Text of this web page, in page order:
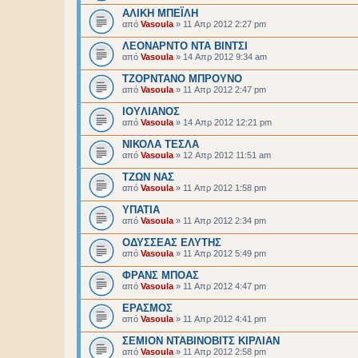
ΑΛΙΚΗ ΜΠΕΪΛΗ
από Vasoula » 11 Απρ 2012 2:27 pm
ΛΕΟΝΑΡΝΤΟ ΝΤΑ ΒΙΝΤΣΙ
από Vasoula » 14 Απρ 2012 9:34 am
ΤΖΟΡΝΤΑΝΟ ΜΠΡΟΥΝΟ
από Vasoula » 11 Απρ 2012 2:47 pm
IOYΛΙΑΝΟΣ
από Vasoula » 14 Απρ 2012 12:21 pm
ΝΙΚΟΛΑ ΤΕΣΛΑ
από Vasoula » 12 Απρ 2012 11:51 am
ΤΖΩΝ ΝΑΣ
από Vasoula » 11 Απρ 2012 1:58 pm
ΥΠΑΤΙΑ
από Vasoula » 11 Απρ 2012 2:34 pm
ΟΔΥΣΣΕΑΣ ΕΛΥΤΗΣ
από Vasoula » 11 Απρ 2012 5:49 pm
ΦΡΑΝΣ ΜΠΟΑΣ
από Vasoula » 11 Απρ 2012 4:47 pm
ΕΡΑΣΜΟΣ
από Vasoula » 11 Απρ 2012 4:41 pm
ΣΕΜΙΟΝ ΝΤΑΒΙΝΟΒΙΤΣ ΚΙΡΛΙΑΝ
από Vasoula » 11 Απρ 2012 2:58 pm